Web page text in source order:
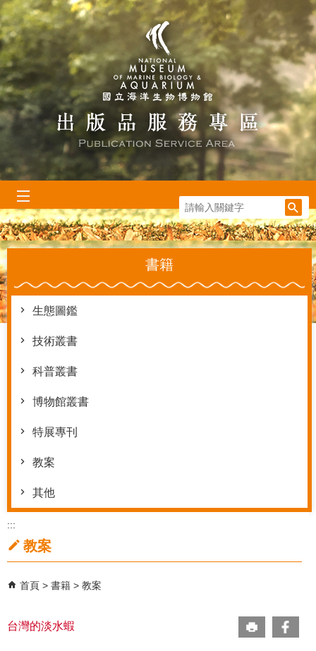
跳到主要內容區塊
:::
書籍
生態圖鑑
技術叢書
科普叢書
博物館叢書
特展專刊
教案
其他
:::
教案
首頁 書籍 教案
台灣的淡水蝦